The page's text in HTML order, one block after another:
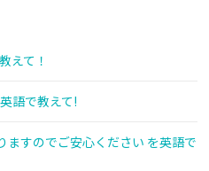
えて！
語で教えて!
ますのでご安心ください を英語で